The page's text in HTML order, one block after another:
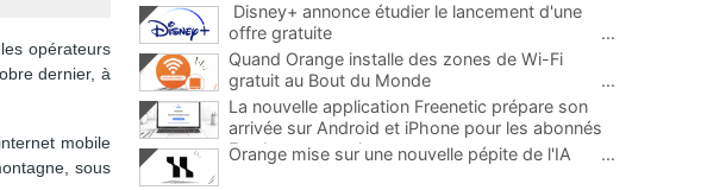
opérateurs
dernier, à
mobile
sous
Disney+ annonce étudier le lancement d'une
offre gratuite
...
Quand Orange installe des zones de Wi-Fi
gratuit au Bout du Monde
...
La nouvelle application Freenetic prépare son
arrivée sur Android et iPhone pour les abonnés
Freebox, testez la
Orange mise sur une nouvelle pépite de l'IA ...